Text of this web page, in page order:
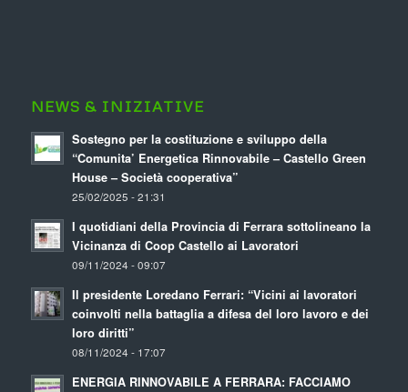
NEWS & INIZIATIVE
Sostegno per la costituzione e sviluppo della
“Comunita’ Energetica Rinnovabile – Castello Green
House – Società cooperativa”
25/02/2025 - 21:31
I quotidiani della Provincia di Ferrara sottolineano la
Vicinanza di Coop Castello ai Lavoratori
09/11/2024 - 09:07
Il presidente Loredano Ferrari: “Vicini ai lavoratori
coinvolti nella battaglia a difesa del loro lavoro e dei
loro diritti”
08/11/2024 - 17:07
ENERGIA RINNOVABILE A FERRARA: FACCIAMO